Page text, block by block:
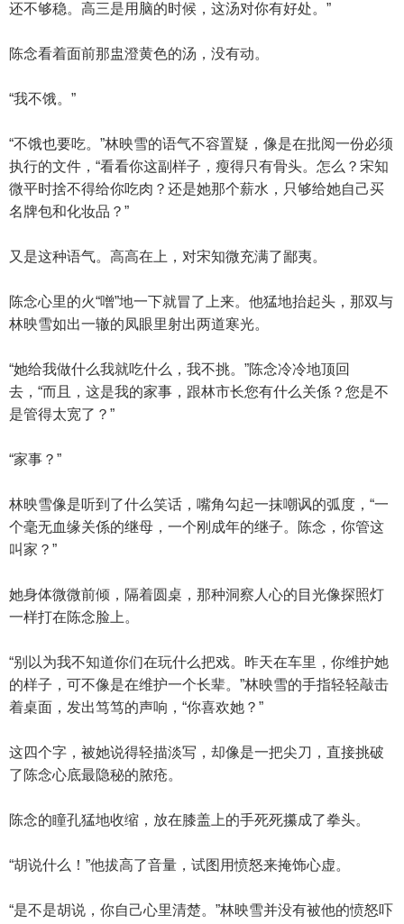
还不够稳。高三是用脑的时候，这汤对你有好处。”
陈念看着面前那盅澄黄色的汤，没有动。
“我不饿。”
“不饿也要吃。”林映雪的语气不容置疑，像是在批阅一份必须
执行的文件，“看看你这副样子，瘦得只有骨头。怎么？宋知
微平时捨不得给你吃肉？还是她那个薪水，只够给她自己买
名牌包和化妆品？”
又是这种语气。高高在上，对宋知微充满了鄙夷。
陈念心里的火“噌”地一下就冒了上来。他猛地抬起头，那双与
林映雪如出一辙的凤眼里射出两道寒光。
“她给我做什么我就吃什么，我不挑。”陈念冷冷地顶回
去，“而且，这是我的家事，跟林市长您有什么关係？您是不
是管得太宽了？”
“家事？”
林映雪像是听到了什么笑话，嘴角勾起一抹嘲讽的弧度，“一
个毫无血缘关係的继母，一个刚成年的继子。陈念，你管这
叫家？”
她身体微微前倾，隔着圆桌，那种洞察人心的目光像探照灯
一样打在陈念脸上。
“别以为我不知道你们在玩什么把戏。昨天在车里，你维护她
的样子，可不像是在维护一个长辈。”林映雪的手指轻轻敲击
着桌面，发出笃笃的声响，“你喜欢她？”
这四个字，被她说得轻描淡写，却像是一把尖刀，直接挑破
了陈念心底最隐秘的脓疮。
陈念的瞳孔猛地收缩，放在膝盖上的手死死攥成了拳头。
“胡说什么！”他拔高了音量，试图用愤怒来掩饰心虚。
“是不是胡说，你自己心里清楚。”林映雪并没有被他的愤怒吓